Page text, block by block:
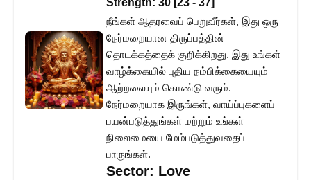
Strength: 30 23 - 37
நீங்கள் ஆதரவைப் பெறுவீர்கள், இது ஒரு
நேர்மறையான திருப்பத்தின்
தொடக்கத்தைக் குறிக்கிறது. இது உங்கள்
வாழ்க்கையில் புதிய நம்பிக்கையையும்
ஆற்றலையும் கொண்டு வரும்.
நேர்மறையாக இருங்கள், வாய்ப்புகளைப்
பயன்படுத்துங்கள் மற்றும் உங்கள்
நிலைமையை மேம்படுத்துவதைப்
பாருங்கள்.
Sector: Love